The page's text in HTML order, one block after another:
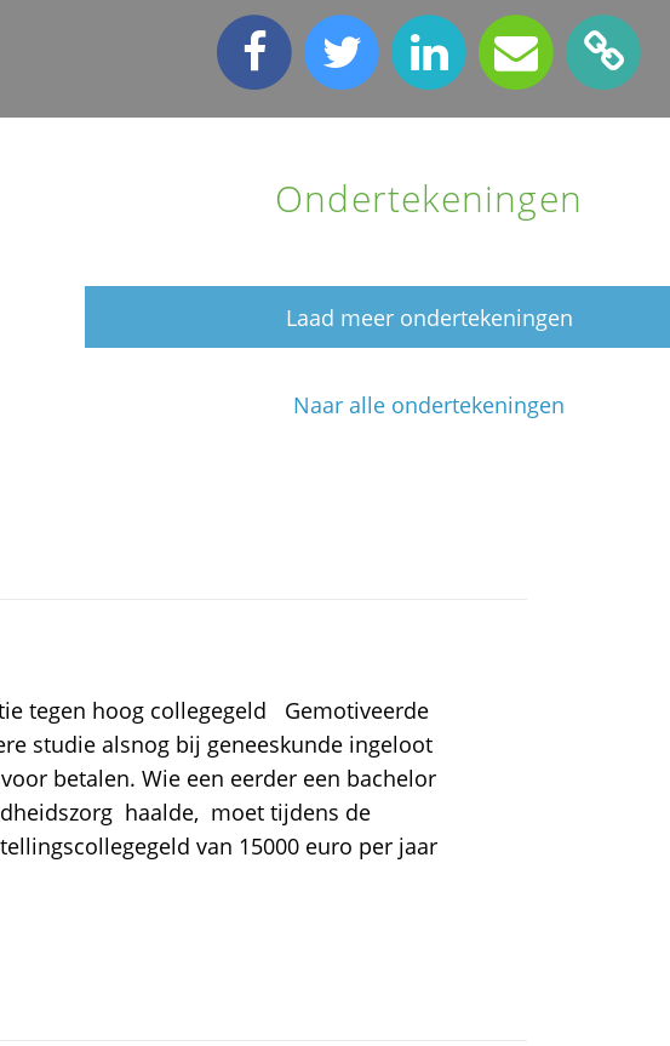
Ondertekeningen
Laad meer ondertekeningen
Naar alle ondertekeningen
tegen hoog collegegeld Gemotiveerde
studie alsnog bij geneeskunde ingeloot
betalen. Wie een eerder een bachelor
haalde, moet tijdens de
van 15000 euro per jaar